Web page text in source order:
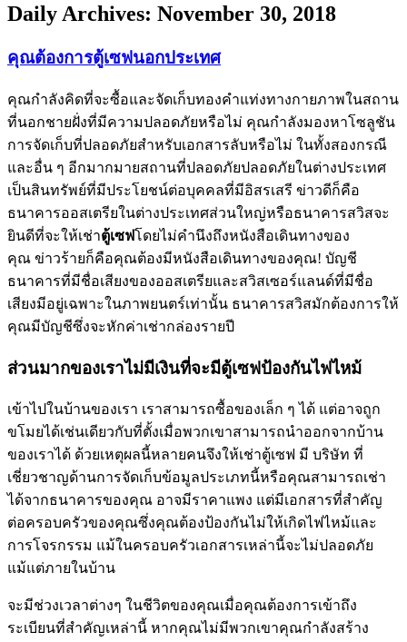
Daily Archives: November 30, 2018
คุณต้องการตู้เซฟนอกประเทศ
คุณกำลังคิดที่จะซื้อและจัดเก็บทองคำแท่งทางกายภาพในสถาน
ที่นอกชายฝั่งที่มีความปลอดภัยหรือไม่ คุณกำลังมองหาโซลูชัน
การจัดเก็บที่ปลอดภัยสำหรับเอกสารลับหรือไม่ ในทั้งสองกรณี
และอื่น ๆ อีกมากมายสถานที่ปลอดภัยปลอดภัยในต่างประเทศ
เป็นสินทรัพย์ที่มีประโยชน์ต่อบุคคลที่มีอิสรเสรี ข่าวดีก็คือ
ธนาคารออสเตรียในต่างประเทศส่วนใหญ่หรือธนาคารสวิสจะ
ยินดีที่จะให้เช่าตู้เซฟโดยไม่คำนึงถึงหนังสือเดินทางของ
คุณ ข่าวร้ายก็คือคุณต้องมีหนังสือเดินทางของคุณ! บัญชี
ธนาคารที่มีชื่อเสียงของออสเตรียและสวิสเซอร์แลนด์ที่มีชื่อ
เสียงมีอยู่เฉพาะในภาพยนตร์เท่านั้น ธนาคารสวิสมักต้องการให้
คุณมีบัญชีซึ่งจะหักค่าเช่ากล่องรายปี
ส่วนมากของเราไม่มีเงินที่จะมีตู้เซฟป้องกันไฟไหม้
เข้าไปในบ้านของเรา เราสามารถซื้อของเล็ก ๆ ได้ แต่อาจถูก
ขโมยได้เช่นเดียวกับที่ตั้งเมื่อพวกเขาสามารถนำออกจากบ้าน
ของเราได้ ด้วยเหตุผลนี้หลายคนจึงให้เช่าตู้เซฟ มี บริษัท ที่
เชี่ยวชาญด้านการจัดเก็บข้อมูลประเภทนี้หรือคุณสามารถเช่า
ได้จากธนาคารของคุณ อาจมีราคาแพง แต่มีเอกสารที่สำคัญ
ต่อครอบครัวของคุณซึ่งคุณต้องป้องกันไม่ให้เกิดไฟไหม้และ
การโจรกรรม แม้ในครอบครัวเอกสารเหล่านี้จะไม่ปลอดภัย
แม้แต่ภายในบ้าน
จะมีช่วงเวลาต่างๆ ในชีวิตของคุณเมื่อคุณต้องการเข้าถึง
ระเบียนที่สำคัญเหล่านี้ หากคุณไม่มีพวกเขาคุณกำลังสร้าง